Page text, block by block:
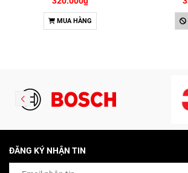
(2008-2015); GL450 (2006-
2012), S500 (2005-2011);
SLK200 (2011-2015) chính
MUA HÀNG
ĐĂNG KÝ NHẬN TIN